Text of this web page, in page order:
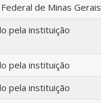
de Minas Gerais
pela instituição
pela instituição
pela instituição